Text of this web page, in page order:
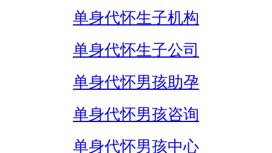
单身代怀生子机构
单身代怀生子公司
单身代怀男孩助孕
单身代怀男孩咨询
单身代怀男孩中心